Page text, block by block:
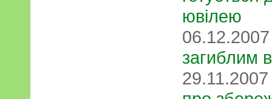
ювілею
загиблим